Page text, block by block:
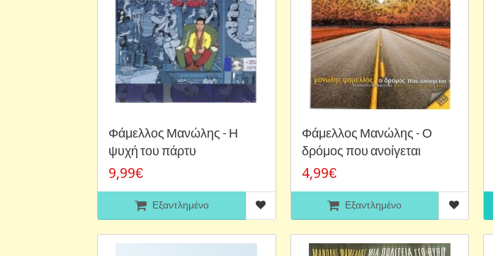
Φάμελλος Μανώλης - Η
ψυχή του πάρτυ
9,99€
Εξαντλημένο
Φάμελλος Μανώλης - Ο
δρόμος που ανοίγεται
4,99€
Εξαντλημένο